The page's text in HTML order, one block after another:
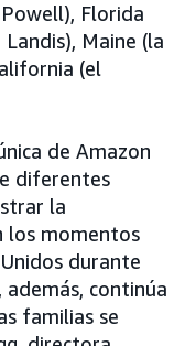
Florida
Maine (la
(el
de Amazon
diferentes
la
los momentos
durante
además, continúa
familias se